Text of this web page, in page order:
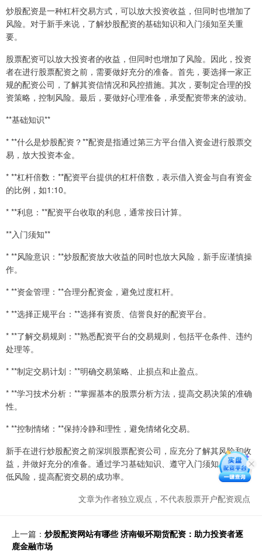
炒股配资是一种杠杆交易方式，可以放大投资收益，但同时也增加了
风险。对于新手来说，了解炒股配资的基础知识和入门须知至关重
要。
股票配资可以放大投资者的收益，但同时也增加了风险。因此，投资
者在进行股票配资之前，需要做好充分的准备。首先，要选择一家正
规的配资公司，了解其资信情况和风控措施。其次，要制定合理的投
资策略，控制风险。最后，要做好心理准备，承受配资带来的波动。
**基础知识**
* **什么是炒股配资？**配资是指通过第三方平台借入资金进行股票交
易，放大投资本金。
* **杠杆倍数：**配资平台提供的杠杆倍数，表示借入资金与自有资金
的比例，如1:10。
* **利息：**配资平台收取的利息，通常按日计算。
**入门须知**
* **风险意识：**炒股配资放大收益的同时也放大风险，新手应谨慎操
作。
* **资金管理：**合理分配资金，避免过度杠杆。
* **选择正规平台：**选择有资质、信誉良好的配资平台。
* **了解交易规则：**熟悉配资平台的交易规则，包括平仓条件、违约
处理等。
* **制定交易计划：**明确交易策略、止损点和止盈点。
* **学习技术分析：**掌握基本的股票分析方法，提高交易决策的准确
性。
* **控制情绪：**保持冷静和理性，避免情绪化交易。
新手在进行炒股配资之前深圳股票配资公司，应充分了解其风险和收
益，并做好充分的准备。通过学习基础知识、遵守入门须知，可以降
低风险，提高配资交易的成功率。
文章为作者独立观点，不代表股票开户配资观点
上一篇： 炒股配资网站有哪些 济南银环期货配资：助力投资者逐
鹿金融市场